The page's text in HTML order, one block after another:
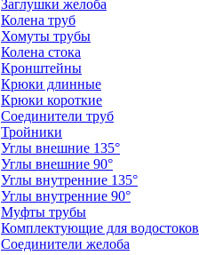
Заглушки желоба
Колена труб
Хомуты трубы
Колена стока
Кронштейны
Крюки длинные
Крюки короткие
Соединители труб
Тройники
Углы внешние 135°
Углы внешние 90°
Углы внутренние 135°
Углы внутренние 90°
Муфты трубы
Комплектующие для водостоков
Соединители желоба